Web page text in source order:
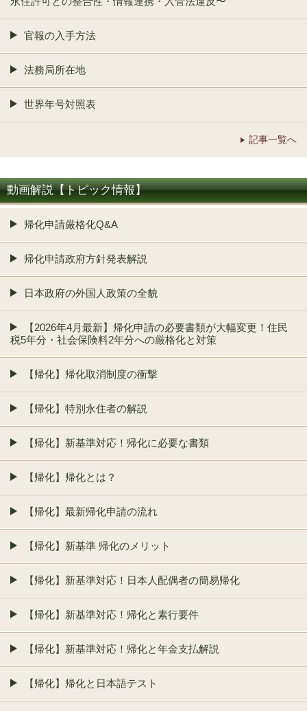
官報の入手方法
法務局所在地
世界年号対照表
記事一覧へ
動画解説【トピック情報】
帰化申請厳格化Q&A
帰化申請政府方針発表解説
日本政府の外国人政策の全貌
【2026年4月最新】帰化申請の必要書類が大幅変更！住民
税5年分・社会保険料2年分への厳格化と対策
【帰化】帰化取消制度の衝撃
【帰化】特別永住者の解説
【帰化】新基準対応！帰化に必要な書類
【帰化】帰化とは？
【帰化】最新帰化申請の流れ
【帰化】新基準 帰化のメリット
【帰化】新基準対応！日本人配偶者の簡易帰化
【帰化】新基準対応！帰化と素行要件
【帰化】新基準対応！帰化と年金支払解説
【帰化】帰化と日本語テスト